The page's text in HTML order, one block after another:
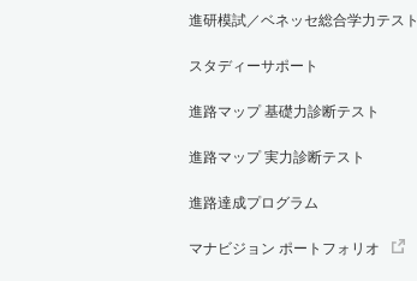
進研模試／ベネッセ総合学力テスト
スタディーサポート
進路マップ 基礎力診断テスト
進路マップ 実力診断テスト
進路達成プログラム
マナビジョン ポートフォリオ